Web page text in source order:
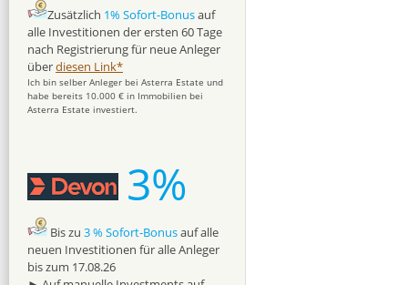
Zusätzlich 1% Sofort-Bonusauf
alle Investitionen der ersten 60 Tage
nach Registrierung für neue Anleger
überdiesen Link*
Ich bin selber Anleger bei Asterra Estate und
habe bereits 10.000 € in Immobilien bei
Asterra Estate investiert.
3%
Bis zu 3 % Sofort-Bonusauf alle
neuen Investitionen für alle Anleger
bis zum 17.08.26